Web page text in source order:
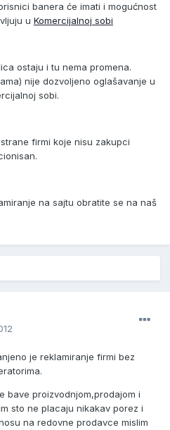
banera će imati i mogućnost
u Komercijalnoj sobi
ostaju i tu nema promena.
nije dozvoljeno oglašavanje u
sobi.
firmi koje nisu zakupci
na sajtu obratite se na naš
je reklamiranje firmi bez
bave proizvodnjom,prodajom i
sto ne placaju nikakav porez i
na redovne prodavce mislim